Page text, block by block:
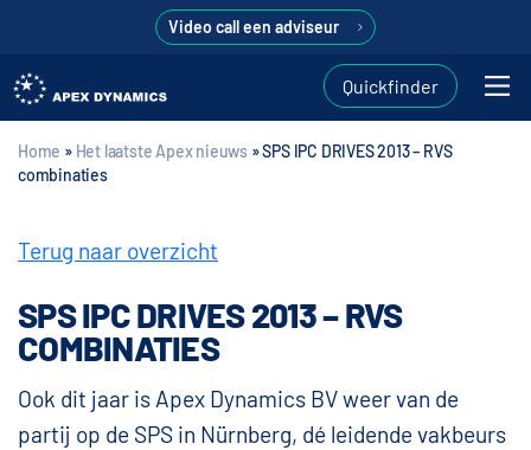
Video call een adviseur
Quickfinder
Home » Het laatste Apex nieuws »SPS IPC DRIVES 2013 – RVS
combinaties
Terug naar overzicht
SPS IPC DRIVES 2013 – RVS
COMBINATIES
Ook dit jaar is Apex Dynamics BV weer van de
partij op de SPS in Nürnberg, dé leidende vakbeurs